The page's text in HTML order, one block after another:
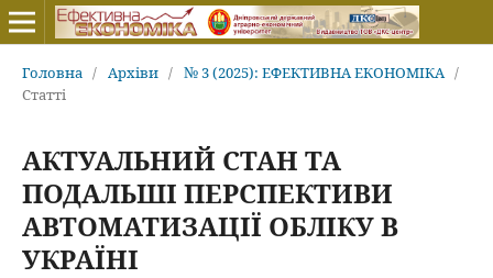
Головна / Архіви / № 3 (2025): ЕФЕКТИВНА ЕКОНОМІКА /
Статті
АКТУАЛЬНИЙ СТАН ТА
ПОДАЛЬШІ ПЕРСПЕКТИВИ
АВТОМАТИЗАЦІЇ ОБЛІКУ В
УКРАЇНІ